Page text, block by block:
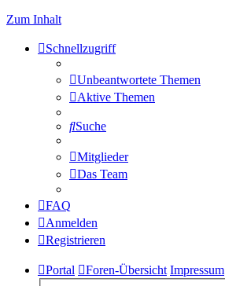
Zum Inhalt
Schnellzugriff
Unbeantwortete Themen
Aktive Themen
Suche
Mitglieder
Das Team
FAQ
Anmelden
Registrieren
Portal Foren-Übersicht Impressum